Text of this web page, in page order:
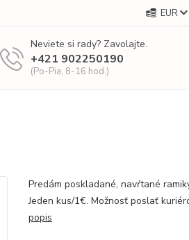
EUR
Neviete si rady? Zavolajte.
+421 902250190
(Po-Pia, 8-16 hod.)
Predám poskladané, navŕtané
Jeden kus/1€. Možnosť poslať
popis